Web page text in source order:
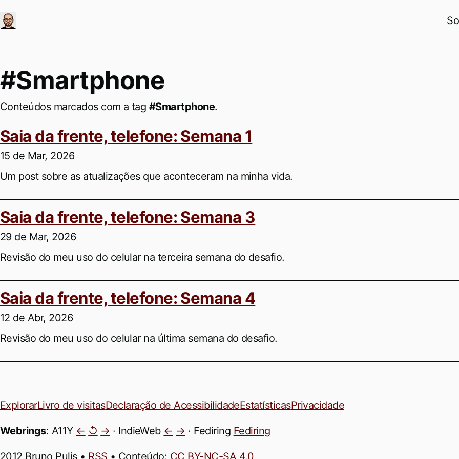
Ir para conteúdo principal
#Smartphone
Conteúdos marcados com a tag #Smartphone.
Saia da frente, telefone: Semana 1
15 de Mar, 2026
Um post sobre as atualizações que aconteceram na minha vida.
Saia da frente, telefone: Semana 3
29 de Mar, 2026
Revisão do meu uso do celular na terceira semana do desafio.
Saia da frente, telefone: Semana 4
12 de Abr, 2026
Revisão do meu uso do celular na última semana do desafio.
ExplorarLivro de visitasDeclaração de AcessibilidadeEstatísticasPrivacidade
Webrings: A11Y ← ↺ → · IndieWeb ← → · Fediring Fediring